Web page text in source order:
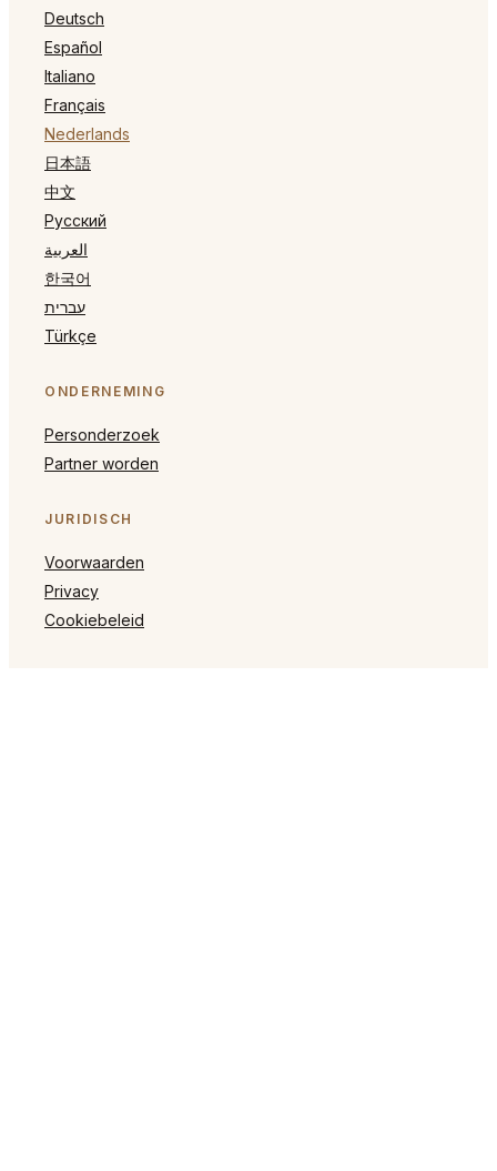
Deutsch
Español
Italiano
Français
Nederlands
日本語
中文
Русский
العربية
한국어
עברית
Türkçe
ONDERNEMING
Personderzoek
Partner worden
JURIDISCH
Voorwaarden
Privacy
Cookiebeleid